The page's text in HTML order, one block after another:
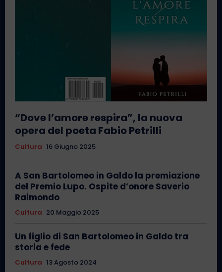
“Dove l’amore respira”, la nuova
opera del poeta Fabio Petrilli
Cultura 16 Giugno 2025
A San Bartolomeo in Galdo la premiazione
del Premio Lupo. Ospite d’onore Saverio
Raimondo
Cultura 20 Maggio 2025
Un figlio di San Bartolomeo in Galdo tra
storia e fede
Cultura 13 Agosto 2024